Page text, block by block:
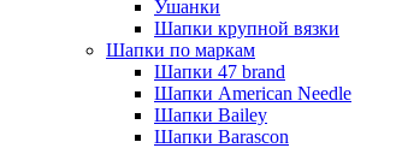
Ушанки
Шапки крупной вязки
Шапки по маркам
Шапки 47 brand
Шапки American Needle
Шапки Bailey
Шапки Barascon